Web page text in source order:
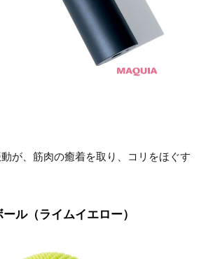
が、筋肉の癒着を取り、コリをほぐす
ル（ライムイエロー）